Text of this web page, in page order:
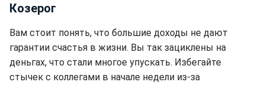
Козерог
Вам стоит понять, что большие доходы не дают
гарантии счастья в жизни. Вы так зациклены на
деньгах, что стали многое упускать. Избегайте
стычек с коллегами в начале недели из-за